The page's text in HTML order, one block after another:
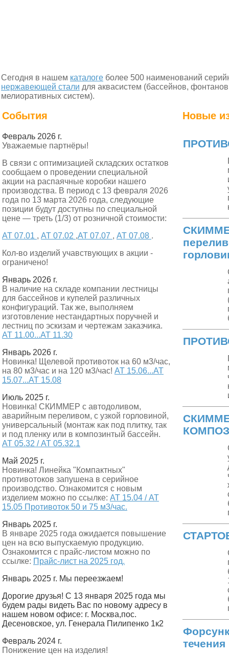
Сегодня в нашем каталоге более 500 наименований
нержавеющей стали для аквасистем (бассейнов,
мелиоративных систем).
События
Февраль 2026 г.
Уважаемые партнёры!
В связи с оптимизацией складских остатков
сообщаем о проведении специальной
акции на распаячные коробки нашего
производства. В период с 13 февраля 2026
года по 13 марта 2026 года, следующие
позиции будут доступны по специальной
цене — треть (1/3) от розничной стоимости:
АТ 07.01 , АТ 07.02 ,АТ 07.07 , АТ 07.08 .
Кол-во изделий учавствующих в акции -
ограничено!
Январь 2026 г.
В наличие на складе компании лестницы
для бассейнов и купелей различных
конфигураций. Так же, выполняем
изготовление нестандартных поручней и
лестниц по эскизам и чертежам заказчика.
АТ 11.00...АТ 11.30
Январь 2026 г.
Новинка! Щелевой противоток на 60 м3/час,
на 80 м3/час и на 120 м3/час! АТ 15.06...АТ
15.07...АТ 15.08
Июль 2025 г.
Новинка! СКИММЕР с автодоливом,
аварийным переливом, с узкой горловиной,
универсальный (монтаж как под плитку, так
и под пленку или в композинтый бассейн.
АТ 05.32 / АТ 05.32.1
Май 2025 г.
Новинка! Линейка "Компактных"
противотоков запушена в серийное
производство. Ознакомится с новым
изделием можно по ссылке: АТ 15.04 / АТ
15.05 Противоток 50 и 75 м3/час.
Январь 2025 г.
В январе 2025 года ожидается повышение
цен на всю выпускаемую продукцию.
Ознакомится с прайс-листом можно по
ссылке: Прайс-лист на 2025 год.
Январь 2025 г. Мы переезжаем!
Дорогие друзья! С 13 января 2025 года мы
будем рады видеть Вас по новому адресу в
нашем новом офисе: г. Москва,пос.
Десеновское, ул. Генерала Пилипенко 1к2
Февраль 2024 г.
Понижение цен на изделия!
Новые
течения